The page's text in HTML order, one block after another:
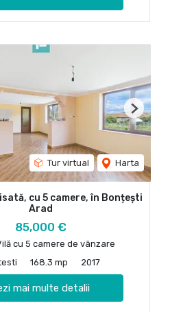
Tur virtual Harta
Next
cu 5 camere, în Bonțești
Arad
85,000 €
cu 5 camere de vânzare
168.3 mp 2017
mai multe detalii